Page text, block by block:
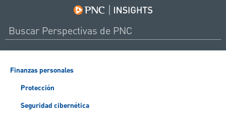
Finanzas personales
Protección
Seguridad cibernética